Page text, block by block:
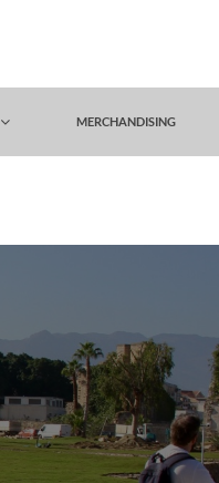
MERCHANDISING